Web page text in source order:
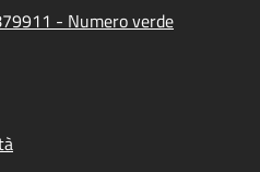
- Numero verde